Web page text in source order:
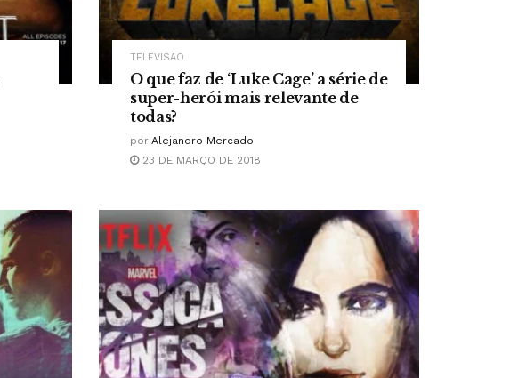
TELEVISÃO
O que faz de ‘Luke Cage’ a série de
super-herói mais relevante de
todas?
por Alejandro Mercado
23 DE MARÇO DE 2018